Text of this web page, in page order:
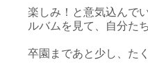
楽しみ！と意気込んで
ルバムを見て、自分た
卒園まであと少し、た